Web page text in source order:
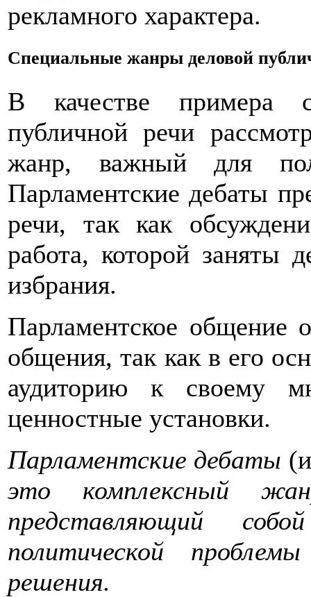
рекламного характера.
Специальные жанры деловой
В качестве примера
публичной речи
жанр, важный для
Парламентские дебаты
речи, так как
работа, которой заняты
избрания.
Парламентское общение
общения, так как в его
аудиторию к своему
ценностные установки.
Парламентские дебаты
это комплексный
представляющий
политической
решения.